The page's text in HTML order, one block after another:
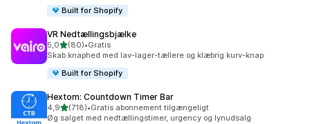
Built for Shopify
VR Nedtællingsbjælke
5,0ud af 5 stjerner
(80)
80 anmeldelser i alt
•Gratis
Skab knaphed med lav-lager-tællere og klæbrig kurv-knap
Built for Shopify
Hextom: Countdown Timer Bar
4,9ud af 5 stjerner
(718)
718 anmeldelser i alt
•Gratis abonnement tilgængeligt
Øg salget med nedtællingstimer, urgency og lynudsalg